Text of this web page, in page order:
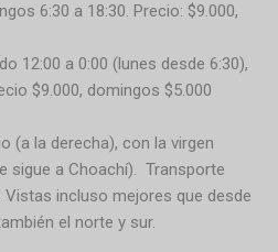
6:30 a 18:30. Precio: $9.000,
12:00 a 0:00 (lunes desde 6:30),
$9.000, domingos $5.000
(a la derecha), con la virgen
sigue a Choachí). Transporte
incluso mejores que desde
el norte y sur.